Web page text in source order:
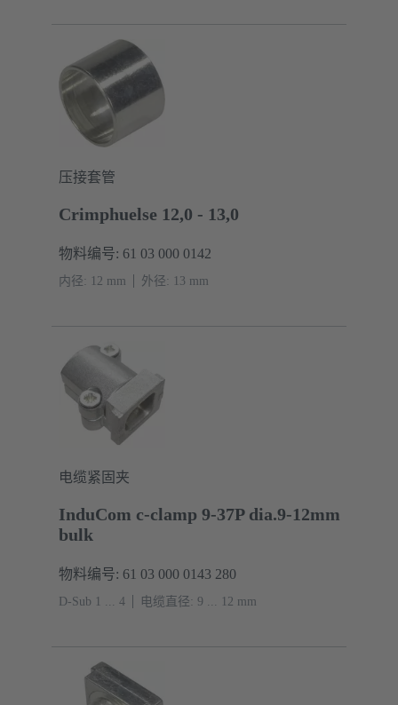
压接套管
Crimphuelse 12,0 - 13,0
物料编号: 61 03 000 0142
内径: 12 mm 外径: ‌13 mm
电缆紧固夹
InduCom c-clamp 9-37P dia.9-12mm
bulk
物料编号: 61 03 000 0143 280
D-Sub 1 ... 4 电缆直径: 9 ... 12 mm